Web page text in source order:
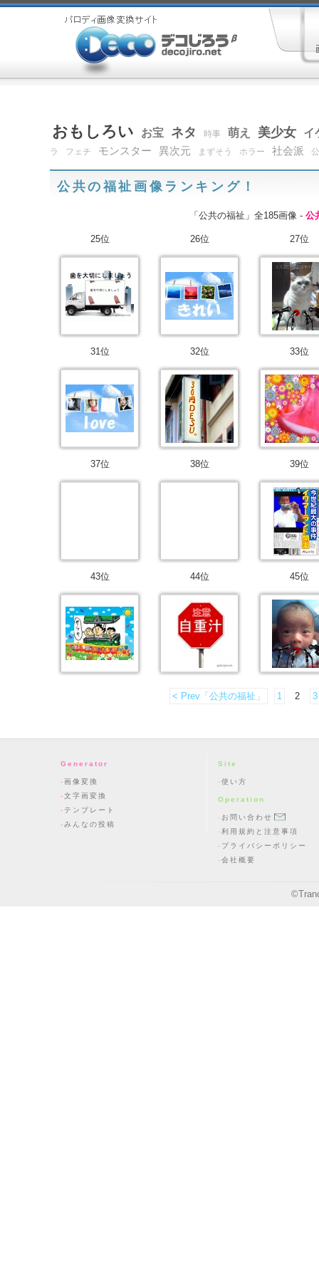
おもしろい お宝 ネタ 時事 萌え 美少女 イ
ラ フェチ モンスター 異次元 まずそう ホラー 社会派
公共の福祉画像ランキング！
「公共の福祉」全185画像 - 公
25位 26位 27位
31位 32位 33位
37位 38位 39位
43位 44位 45位
< Prev「公共の福祉」 1 2 3
Generator
画像変換
文字画変換
テンプレート
みんなの投稿
Site
使い方
Operation
お問い合わせ
利用規約と注意事項
プライバシーポリシー
会社概要
©